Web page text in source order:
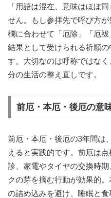
「用語は混在、意味はほぼ
せん。もし参拝先で呼び方
欄に合わせて「厄除」「厄祓
結果として受けられる祈願
す。大切なのは呼称ではな
分の生活の整え直しです。
前厄・本厄・後厄の意
前厄・本厄・後厄の3年間は
えると実践的です。前厄は
診、家電やタイヤの交換時
クの芽を摘む行動が効果的
の詰め込みを避け、睡眠と